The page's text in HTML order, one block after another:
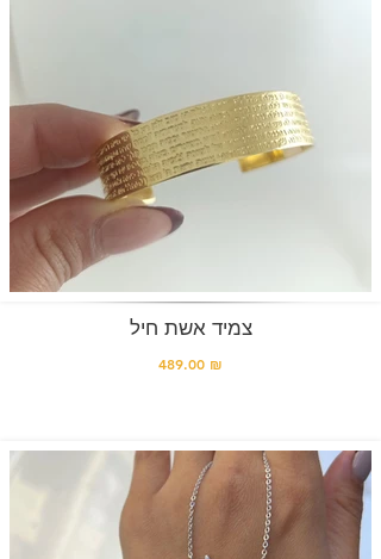
צמיד אשת חיל
489.00 ₪